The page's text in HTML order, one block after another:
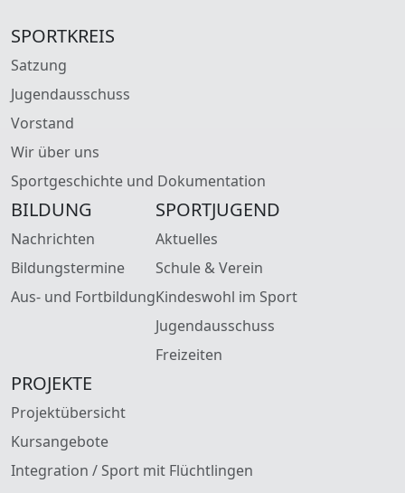
SPORTKREIS
Satzung
Jugendausschuss
Vorstand
Wir über uns
Sportgeschichte und Dokumentation
BILDUNG
Nachrichten
Bildungstermine
Aus- und Fortbildung
SPORTJUGEND
Aktuelles
Schule & Verein
Kindeswohl im Sport
Jugendausschuss
Freizeiten
PROJEKTE
Projektübersicht
Kursangebote
Integration / Sport mit Flüchtlingen